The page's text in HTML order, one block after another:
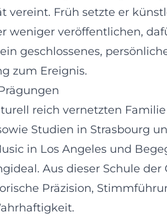
vereint. Früh setzte er
weniger veröffentlichen,
geschlossenes,
zum Ereignis.
reich vernetzten
Studien in Strasbourg
in Los Angeles und
Aus dieser Schule
Präzision,